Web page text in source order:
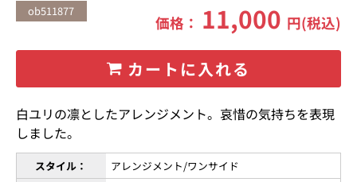
ob511877
価格： 11,000 円(税込)
カートに入れる
白ユリの凛としたアレンジメント。哀惜の気持ちを表現
しました。
スタイル：
アレンジメント/ワンサイド